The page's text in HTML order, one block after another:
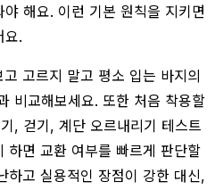
해요. 이런 기본 원칙을 지키면
요.
고르지 말고 평소 입는 바지의
비교해보세요. 또한 처음 착용할
, 걷기, 계단 오르내리기 테스트
하면 교환 여부를 빠르게 판단할
하고 실용적인 장점이 강한 대신,